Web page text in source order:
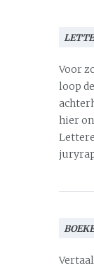
Voor
loop
hier